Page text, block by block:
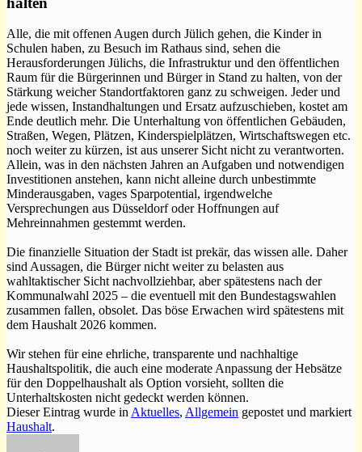
Alle, die mit offenen Augen durch Jülich gehen, die Kinder in
Schulen haben, zu Besuch im Rathaus sind, sehen die
Herausforderungen Jülichs, die Infrastruktur und den öffentlichen
Raum für die Bürgerinnen und Bürger in Stand zu halten, von der
Stärkung weicher Standortfaktoren ganz zu schweigen. Jeder und
jede wissen, Instandhaltungen und Ersatz aufzuschieben, kostet am
Ende deutlich mehr. Die Unterhaltung von öffentlichen Gebäuden,
Straßen, Wegen, Plätzen, Kinderspielplätzen, Wirtschaftswegen etc.
noch weiter zu kürzen, ist aus unserer Sicht nicht zu verantworten.
Allein, was in den nächsten Jahren an Aufgaben und notwendigen
Investitionen anstehen, kann nicht alleine durch unbestimmte
Minderausgaben, vages Sparpotential, irgendwelche
Versprechungen aus Düsseldorf oder Hoffnungen auf
Mehreinnahmen gestemmt werden.
Die finanzielle Situation der Stadt ist prekär, das wissen alle. Daher
sind Aussagen, die Bürger nicht weiter zu belasten aus
wahltaktischer Sicht nachvollziehbar, aber spätestens nach der
Kommunalwahl 2025 – die eventuell mit den Bundestagswahlen
zusammen fallen, obsolet. Das böse Erwachen wird spätestens mit
dem Haushalt 2026 kommen.
Wir stehen für eine ehrliche, transparente und nachhaltige
Haushaltspolitik, die auch eine moderate Anpassung der Hebsätze
für den Doppelhaushalt als Option vorsieht, sollten die
Unterhaltskosten nicht gedeckt werden können.
Dieser Eintrag wurde in Aktuelles, Allgemein gepostet und markiert
Haushalt.